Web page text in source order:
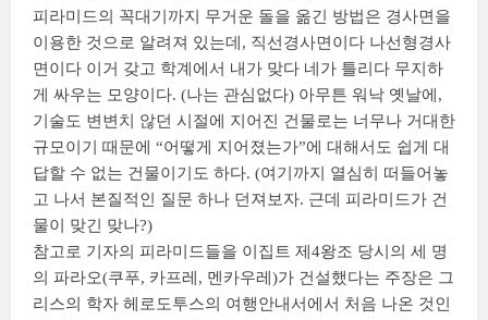
피라미드의 꼭대기까지 무거운 돌을 옮긴 방법은 경사면을
이용한 것으로 알려져 있는데, 직선경사면이다 나선형경사
면이다 이거 갖고 학계에서 내가 맞다 네가 틀리다 무지하
게 싸우는 모양이다. (나는 관심없다) 아무튼 워낙 옛날에,
기술도 변변치 않던 시절에 지어진 건물로는 너무나 거대한
규모이기 때문에 “어떻게 지어졌는가”에 대해서도 쉽게 대
답할 수 없는 건물이기도 하다. (여기까지 열심히 떠들어놓
고 나서 본질적인 질문 하나 던져보자. 근데 피라미드가 건
물이 맞긴 맞나?)
참고로 기자의 피라미드들을 이집트 제4왕조 당시의 세 명
의 파라오(쿠푸, 카프레, 멘카우레)가 건설했다는 주장은 그
리스의 학자 헤로도투스의 여행안내서에서 처음 나온 것인